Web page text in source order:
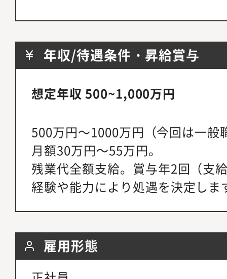
年収/待遇条件・昇給賞与
想定年収 500~1,000万円
500万円～1000万円（今回は一般
月額30万円～55万円。
残業代全額支給。賞与年2回（支
経験や能力により処遇を決定しま
雇用形態